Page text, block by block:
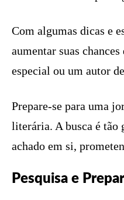
Com algumas dicas e
aumentar suas
especial ou um autor
Prepare-se para uma
literária. A busca é tão
achado em si,
Pesquisa e